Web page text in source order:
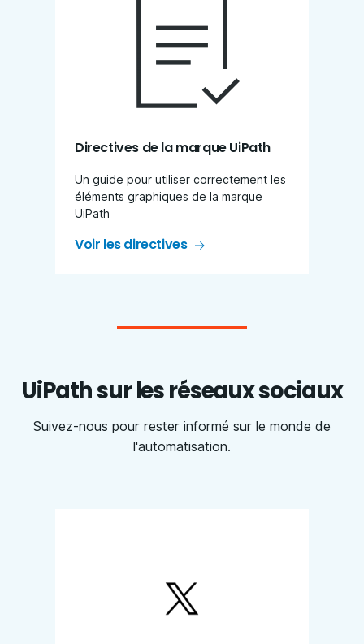
Directives de la marque UiPath
Un guide pour utiliser correctement les
éléments graphiques de la marque
UiPath
Voir les directives
UiPath sur les réseaux sociaux
Suivez-nous pour rester informé sur le monde de
l'automatisation.